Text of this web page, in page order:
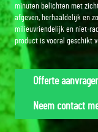
minuten belichten met
afgeven, herhaaldelijk en
milieuvriendelijk en niet-
product is vooral geschikt
Offerte
Neem contact